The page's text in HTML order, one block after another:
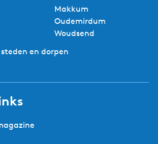
Makkum
Oudemirdum
Woudsend
en dorpen